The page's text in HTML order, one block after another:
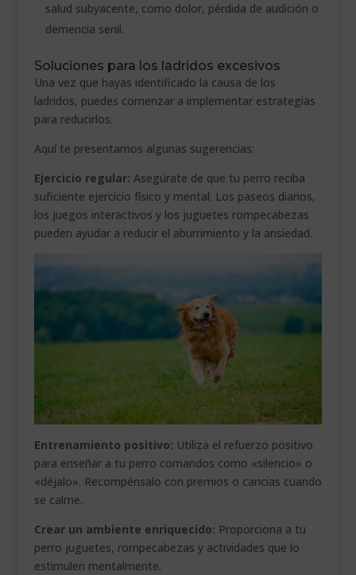
salud subyacente, como dolor, pérdida de audición o
demencia senil.
Soluciones para los ladridos excesivos
Una vez que hayas identificado la causa de los
ladridos, puedes comenzar a implementar estrategias
para reducirlos.
Aquí te presentamos algunas sugerencias:
Ejercicio regular: Asegúrate de que tu perro reciba
suficiente ejercicio físico y mental. Los paseos diarios,
los juegos interactivos y los juguetes rompecabezas
pueden ayudar a reducir el aburrimiento y la ansiedad.
Entrenamiento positivo: Utiliza el refuerzo positivo
para enseñar a tu perro comandos como «silencio» o
«déjalo». Recompénsalo con premios o caricias cuando
se calme.
Crear un ambiente enriquecido: Proporciona a tu
perro juguetes, rompecabezas y actividades que lo
estimulen mentalmente.